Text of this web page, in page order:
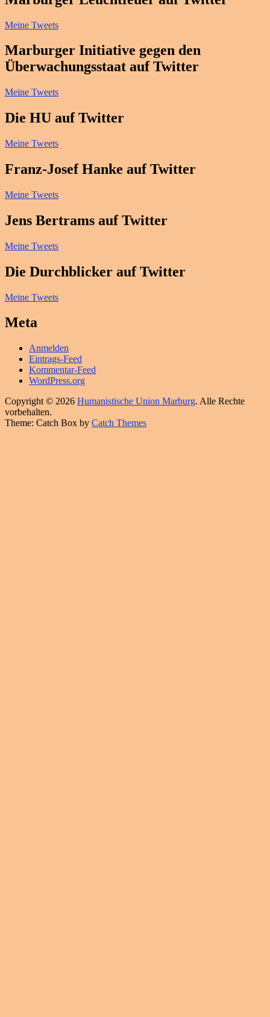
Meine Tweets
Marburger Initiative gegen den
Überwachungsstaat auf Twitter
Meine Tweets
Die HU auf Twitter
Meine Tweets
Franz-Josef Hanke auf Twitter
Meine Tweets
Jens Bertrams auf Twitter
Meine Tweets
Die Durchblicker auf Twitter
Meine Tweets
Meta
Anmelden
Eintrags-Feed
Kommentar-Feed
WordPress.org
Copyright © 2026 Humanistische Union Marburg. Alle Rechte
vorbehalten.
Theme: Catch Box by Catch Themes